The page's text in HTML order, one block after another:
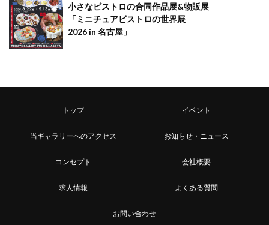
小さなビストロの合同作品展&物販展
「ミニチュアビストロの世界展
2026 in 名古屋」
トップ イベント
当ギャラリーへのアクセス お知らせ・ニュース
コンセプト 会社概要
求人情報 よくある質問
お問い合わせ